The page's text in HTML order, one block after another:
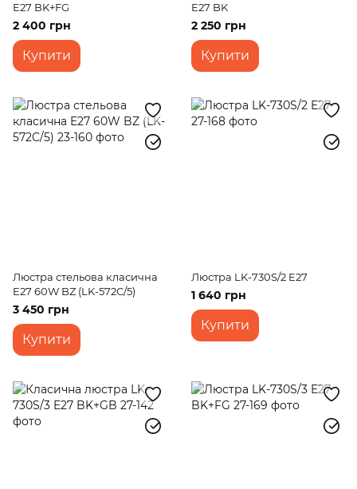
E27 BK+FG
2 400 грн
Купити
E27 BK
2 250 грн
Купити
Люстра стельова класична
E27 60W BZ (LK-572C/5)
3 450 грн
Купити
Люстра LK-730S/2 E27
1 640 грн
Купити